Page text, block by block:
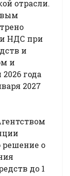
отрасли.
НДС при
и
и
года
2027
решение о
до 1